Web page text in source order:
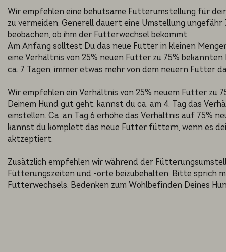
Wir empfehlen eine behutsame Futterumstellung für
zu vermeiden. Generell dauert eine Umstellung
beobachen, ob ihm der Futterwechsel bekommt.
Am Anfang solltest Du das neue Futter in kleinen
eine Verhältnis von 25% neuen Futter zu 75%
ca. 7 Tagen, immer etwas mehr von dem neuern Futter
Wir empfehlen ein Verhältnis von 25% neuem Futter zu
Deinem Hund gut geht, kannst du ca. am 4. Tag das
einstellen. Ca. an Tag 6 erhöhe das Verhältnis auf 75%
kannst du komplett das neue Futter füttern, wenn es
aktzeptiert.
Zusätzlich empfehlen wir während der
Fütterungszeiten und -orte beizubehalten. Bitte sprich
Futterwechsels, Bedenken zum Wohlbefinden Deines